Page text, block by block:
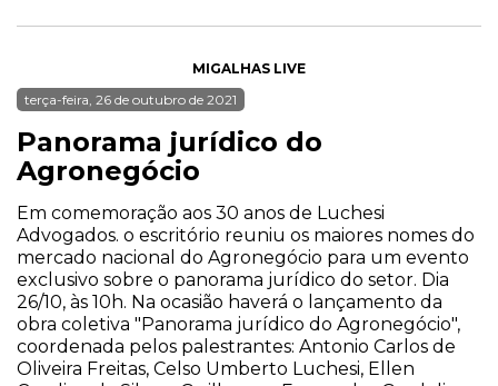
MIGALHAS LIVE
terça-feira, 26 de outubro de 2021
Panorama jurídico do
Agronegócio
Em comemoração aos 30 anos de Luchesi
Advogados. o escritório reuniu os maiores nomes do
mercado nacional do Agronegócio para um evento
exclusivo sobre o panorama jurídico do setor. Dia
26/10, às 10h. Na ocasião haverá o lançamento da
obra coletiva "Panorama jurídico do Agronegócio",
coordenada pelos palestrantes: Antonio Carlos de
Oliveira Freitas, Celso Umberto Luchesi, Ellen